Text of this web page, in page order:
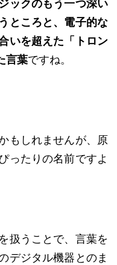
ックのもう一つ深い
ところと、電子的な
いを超えた「トロン
言葉ですね。
もしれませんが、原
ったりの名前ですよ
扱うことで、言葉を
デジタル機器とのま